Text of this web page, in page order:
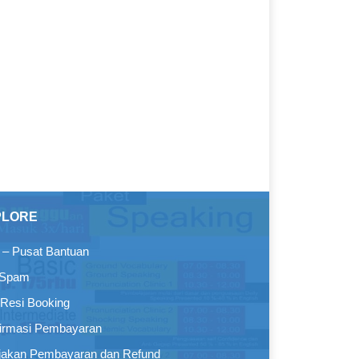
– Pusat Bantuan
Booking
Pembayaran
Pembayaran dan Refund